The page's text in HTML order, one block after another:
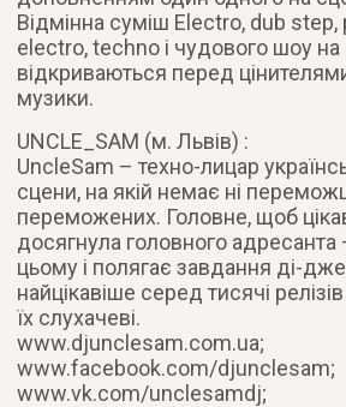
Відмінна суміш Electro, dub
electro, techno і чудового шоу на
відкриваються перед
музики.
UNCLE_SAM (м. Львів) :
UncleSam – техно-лицар
сцени, на якій немає ні
переможених. Головне, щоб
досягнула головного
цьому і полягає завдання ді-
найцікавіше серед тисячі
їх слухачеві.
www.djunclesam.com.ua;
www.facebook.com/djunclesam;
www.vk.com/unclesamdj;